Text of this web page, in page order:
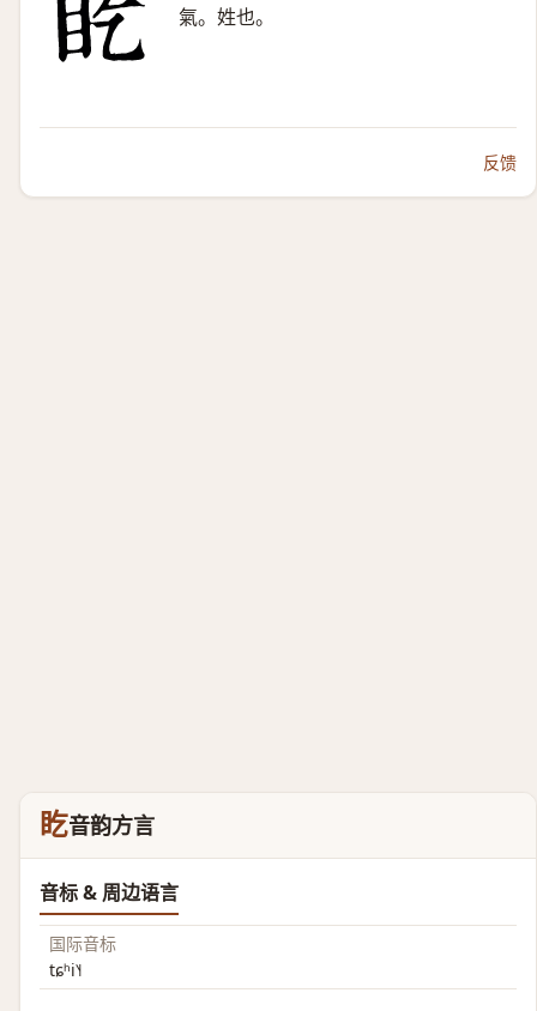
氣。姓也。
反馈
盵音韵方言
音标 & 周边语言
国际音标
tɕʰi˥˧